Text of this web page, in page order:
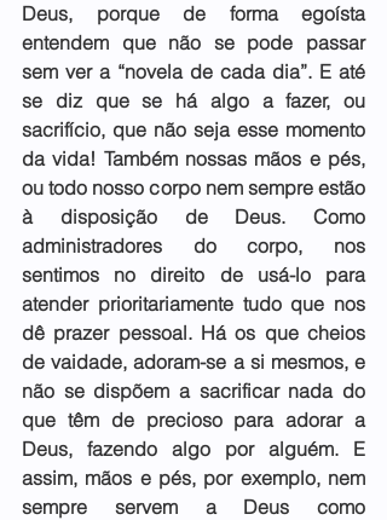
Deus, porque de forma egoísta
entendem que não se pode passar
sem ver a “novela de cada dia”. E até
se diz que se há algo a fazer, ou
sacrifício, que não seja esse momento
da vida! Também nossas mãos e pés,
ou todo nosso corpo nem sempre estão
à disposição de Deus. Como
administradores do corpo, nos
sentimos no direito de usá-lo para
atender prioritariamente tudo que nos
dê prazer pessoal. Há os que cheios
de vaidade, adoram-se a si mesmos, e
não se dispõem a sacrificar nada do
que têm de precioso para adorar a
Deus, fazendo algo por alguém. E
assim, mãos e pés, por exemplo, nem
sempre servem a Deus como